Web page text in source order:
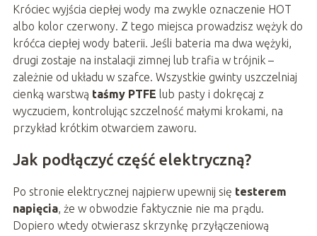
Króciec wyjścia ciepłej wody ma zwykle oznaczenie HOT
albo kolor czerwony. Z tego miejsca prowadzisz wężyk do
króćca ciepłej wody baterii. Jeśli bateria ma dwa wężyki,
drugi zostaje na instalacji zimnej lub trafia w trójnik –
zależnie od układu w szafce. Wszystkie gwinty uszczelniaj
cienką warstwą taśmy PTFE lub pasty i dokręcaj z
wyczuciem, kontrolując szczelność małymi krokami, na
przykład krótkim otwarciem zaworu.
Jak podłączyć część elektryczną?
Po stronie elektrycznej najpierw upewnij się testerem
napięcia, że w obwodzie faktycznie nie ma prądu.
Dopiero wtedy otwierasz skrzynkę przyłączeniową